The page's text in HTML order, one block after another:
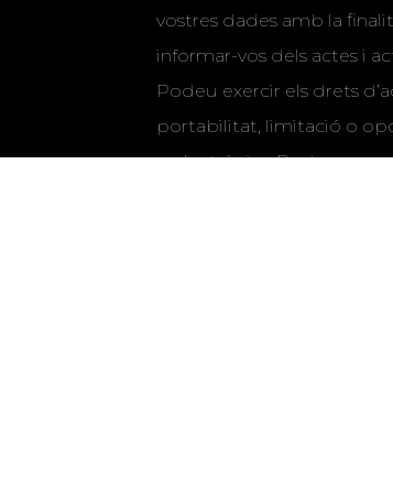
vostres dades amb la
informar-vos dels actes i
Podeu exercir els drets
portabilitat, limitació o
o electrònics. Podeu